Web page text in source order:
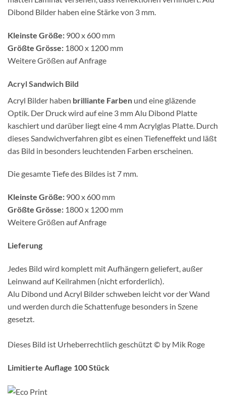
Dibond Bilder haben eine Stärke von 3 mm.
Kleinste Größe: 900 x 600 mm
Größte Grösse: 1800 x 1200 mm
Weitere Größen auf Anfrage
Acryl Sandwich Bild
Acryl Bilder haben brilliante Farben und eine gläzende
Optik. Der Druck wird auf eine 3 mm Alu Dibond Platte
kaschiert und darüber liegt eine 4 mm Acrylglas Platte. Durch
dieses Sandwichverfahren gibt es einen Tiefeneffekt und läßt
das Bild in besonders leuchtenden Farben erscheinen.
Die gesamte Tiefe des Bildes ist 7 mm.
Kleinste Größe: 900 x 600 mm
Größte Grösse: 1800 x 1200 mm
Weitere Größen auf Anfrage
Lieferung
Jedes Bild wird komplett mit Aufhängern geliefert, außer
Leinwand auf Keilrahmen (nicht erforderlich).
Alu Dibond und Acryl Bilder schweben leicht vor der Wand
und werden durch die Schattenfuge besonders in Szene
gesetzt.
Dieses Bild ist Urheberrechtlich geschützt © by Mik Roge
Limitierte Auflage 100 Stück